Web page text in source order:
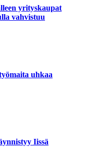
yrityskaupat
vahvistuu
uhkaa
Iissä